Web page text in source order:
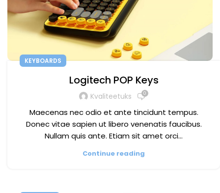
KEYBOARDS
Logitech POP Keys
Kvaliteetuks 0
Maecenas nec odio et ante tincidunt tempus.
Donec vitae sapien ut libero venenatis faucibus.
Nullam quis ante. Etiam sit amet orci…
Continue reading